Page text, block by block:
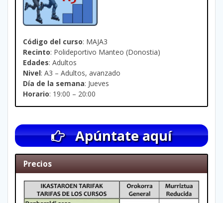
Código del curso: MAJA3
Recinto: Polideportivo Manteo (Donostia)
Edades: Adultos
Nivel: A3 – Adultos, avanzado
Día de la semana: Jueves
Horario: 19:00 – 20:00
Apúntate aquí
Precios